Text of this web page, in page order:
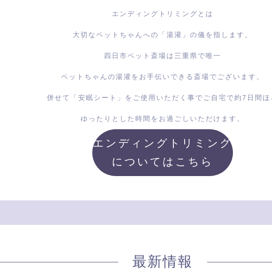
エンディングトリミングとは
大切なペットちゃんへの「湯灌」の儀を指します。
四日市ペット斎場は三重県で唯一
ペットちゃんの湯灌をお手伝いできる斎場でございます。
併せて「安眠シート」をご使用いただく事でご自宅で約7日間ほ
ゆったりとした時間をお過ごしいただけます。
エンディングトリミング
についてはこちら
最新情報